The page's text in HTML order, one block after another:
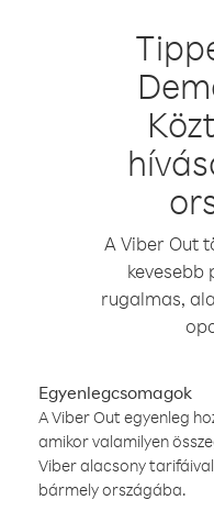
A Viber Out
kevesebb
rugalmas,
Egyenlegcsomagok
A Viber Out egyenleg
amikor valamilyen
Viber alacsony
bármely országába.